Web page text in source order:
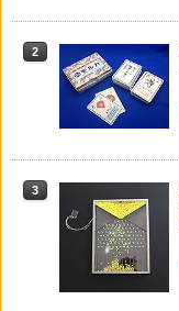
3
2
2
3